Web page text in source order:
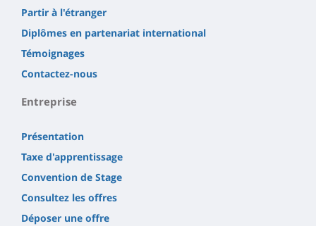
Partir à l'étranger
Diplômes en partenariat international
Témoignages
Contactez-nous
Entreprise
Présentation
Taxe d'apprentissage
Convention de Stage
Consultez les offres
Déposer une offre